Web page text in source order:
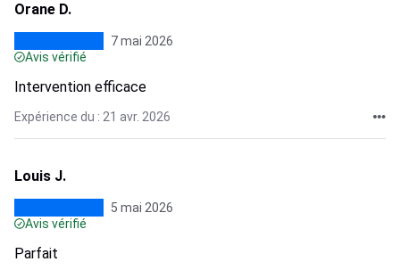
Orane D.
7 mai 2026
Avis vérifié
Intervention efficace
Expérience du : 21 avr. 2026
Louis J.
5 mai 2026
Avis vérifié
Parfait